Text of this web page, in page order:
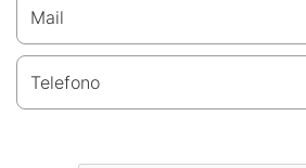
Mail
Telefono